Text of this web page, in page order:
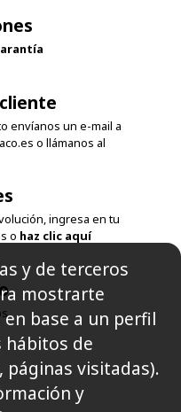
o haz clic aquí
y de terceros
mostrarte
base a un perfil
hábitos de
páginas visitadas).
y